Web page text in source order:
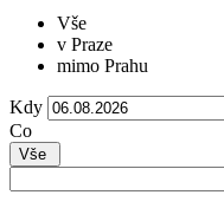
Vše
v Praze
mimo Prahu
Kdy
Co
Vše